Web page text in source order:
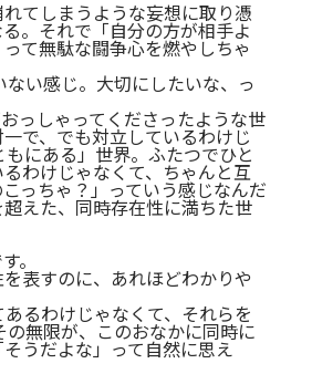
てしまうような妄想に取り憑
。それで「自分の方が相手よ
て無駄な闘争心を燃やしちゃ
い感じ。大切にしたいな、っ
っしゃってくださったような世
で、でも対立しているわけじ
にある」世界。ふたつでひと
わけじゃなくて、ちゃんと互
っちゃ？」っていう感じなんだ
えた、同時存在性に満ちた世
。
表すのに、あれほどわかりや
るわけじゃなくて、それらを
無限が、このおなかに同時に
うだよな」って自然に思え